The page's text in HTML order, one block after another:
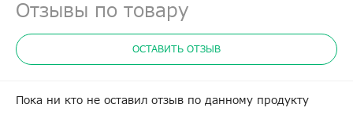
Отзывы по товару
ОСТАВИТЬ ОТЗЫВ
Пока ни кто не оставил отзыв по данному продукту